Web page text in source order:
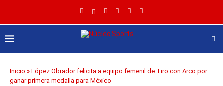
Inicio » López Obrador felicita a equipo femenil de Tiro con Arco por
ganar primera medalla para México